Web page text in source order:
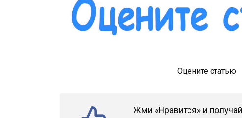
Оцените статью
Жми «Нравится» и